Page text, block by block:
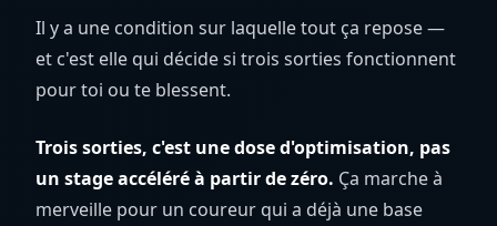
Il y a une condition sur laquelle tout ça repose —
et c'est elle qui décide si trois sorties fonctionnent
pour toi ou te blessent.
Trois sorties, c'est une dose d'optimisation, pas
un stage accéléré à partir de zéro. Ça marche à
merveille pour un coureur qui a déjà une base